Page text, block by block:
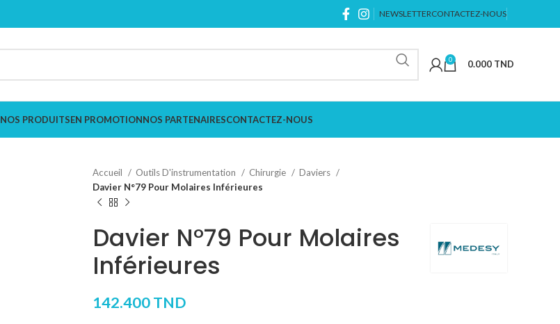
NEWSLETTERCONTACTEZ-NOUS
0 0.000 TND
NOS PRODUITSEN PROMOTIONNOS PARTENAIRESCONTACTEZ-NOUS
Accueil Outils D'instrumentation Chirurgie
Daviers
Davier N°79 Pour Molaires Inférieures
Davier N°79 Pour Molaires
Inférieures
142.400TND